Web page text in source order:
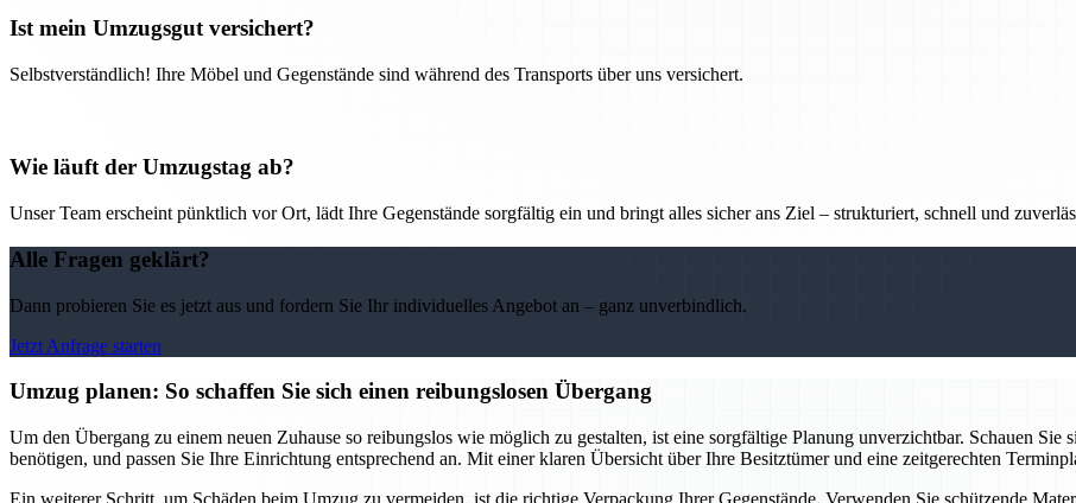
Ist mein Umzugsgut versichert?
Selbstverständlich! Ihre Möbel und Gegenstände sind während des Transports über uns versichert.
Wie läuft der Umzugstag ab?
Unser Team erscheint pünktlich vor Ort, lädt Ihre Gegenstände sorgfältig ein und bringt alles sicher ans Ziel – strukturiert, schnell und
Alle Fragen geklärt?
Dann probieren Sie es jetzt aus und fordern Sie Ihr individuelles Angebot an – ganz unverbindlich.
Jetzt Anfrage starten
Umzug planen: So schaffen Sie sich einen reibungslosen Übergang
Um den Übergang zu einem neuen Zuhause so reibungslos wie möglich zu gestalten, ist eine sorgfältige Planung unverzichtbar. Schauen
benötigen, und passen Sie Ihre Einrichtung entsprechend an. Mit einer klaren Übersicht über Ihre Besitztümer und eine zeitgerechten
Ein weiterer Schritt, um Schäden beim Umzug zu vermeiden, ist die richtige Verpackung Ihrer Gegenstände. Verwenden Sie schützende